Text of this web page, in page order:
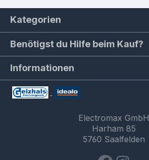
Kategorien
Benötigst du Hilfe beim Kauf?
Informationen
Electromax GmbH
Harham 85
5760 Saalfelden